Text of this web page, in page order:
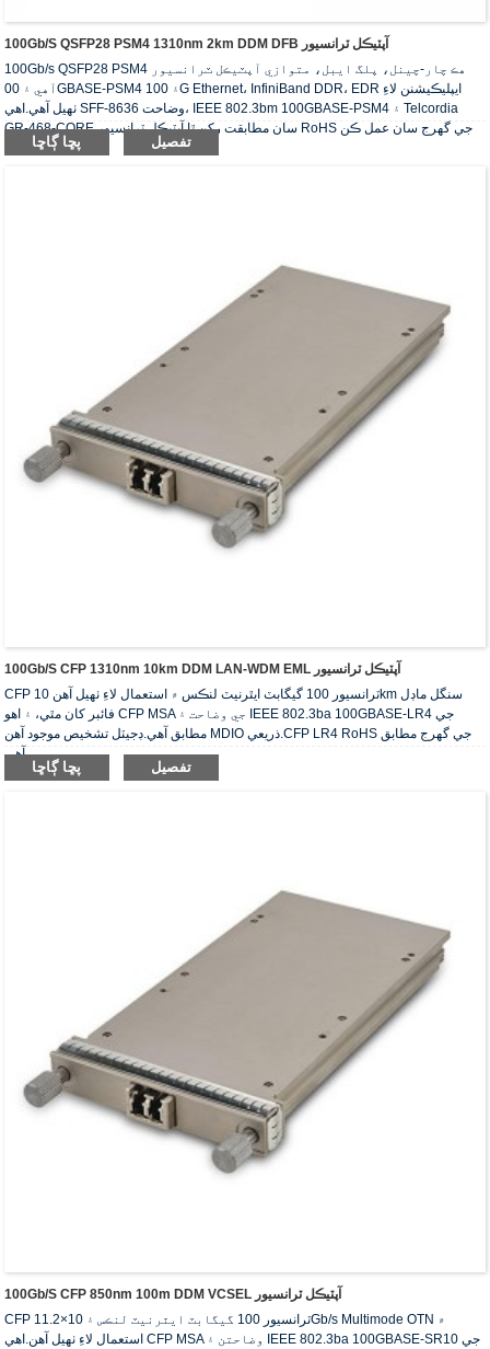
100Gb/s QSFP28 PSM4 1310nm 2km DDM DFB آپٽيڪل ٽرانسيور
100Gb/s QSFP28 PSM4 هڪ چار-چينل، پلگ ايبل، متوازي آپٽيڪل ٽرانسيور
آهي ۽ 00GBASE-PSM4 ۽ 100G Ethernet، InfiniBand DDR، EDR ايپليڪيشنن لاءِ
ٺهيل آهي.اهي SFF-8636 وضاحت، IEEE 802.3bm 100GBASE-PSM4 ۽ Telcordia
GR-468-CORE سان مطابقت رکن ٿا.آپٽيڪل ٽرانسيور RoHS جي گهرج سان عمل ڪن
پڇا ڳاڇا تفصيل
100Gb/s CFP 1310nm 10km DDM LAN-WDM EML آپٽيڪل ٽرانسيور
CFP ٽرانسيور 100 گيگابٽ ايٿرنيٽ لنڪس ۾ استعمال لاءِ ٺهيل آهن 10km سنگل ماڊل
فائبر کان مٿي، ۽ اهو CFP MSA جي وضاحت ۽ IEEE 802.3ba 100GBASE-LR4 جي
مطابق آهي.ڊجيٽل تشخيص موجود آهن MDIO ذريعي.CFP LR4 RoHS جي گهرج مطابق
آهي.
پڇا ڳاڇا تفصيل
100Gb/s CFP 850nm 100m DDM VCSEL آپٽيڪل ٽرانسيور
CFP ٽرانسيور 100 گيگابٽ ايٿرنيٽ لنڪس ۽ 10×11.2Gb/s Multimode OTN ۾
استعمال لاءِ ٺهيل آهن.اهي CFP MSA وضاحتن ۽ IEEE 802.3ba 100GBASE-SR10 جي